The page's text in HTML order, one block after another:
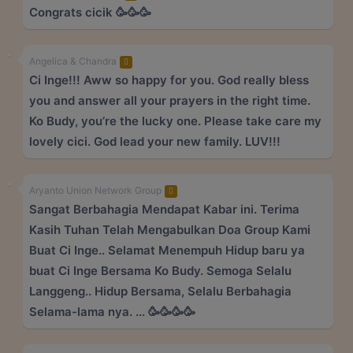
Congrats cicik 🥳🥳🥳
Angelica & Chandra
Ci Inge!!! Aww so happy for you. God really bless
you and answer all your prayers in the right time.
Ko Budy, you’re the lucky one. Please take care my
lovely cici. God lead your new family. LUV!!!
Aryanto Union Network Group
Sangat Berbahagia Mendapat Kabar ini. Terima
Kasih Tuhan Telah Mengabulkan Doa Group Kami
Buat Ci Inge.. Selamat Menempuh Hidup baru ya
buat Ci Inge Bersama Ko Budy. Semoga Selalu
Langgeng.. Hidup Bersama, Selalu Berbahagia
Selama-lama nya. ... 🥳🥳🥳🥳